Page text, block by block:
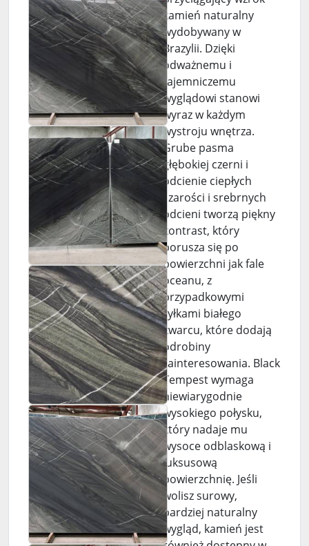
kamień naturalny
wydobywany w
Brazylii. Dzięki
odważnemu i
tajemniczemu
wyglądowi stanowi
wyraz w każdym
wystroju wnętrza.
Grube pasma
głębokiej czerni i
odcienie ciepłych
szarości i srebrnych
odcieni tworzą piękny
kontrast, który
porusza się po
powierzchni jak fale
oceanu, z
przypadkowymi
żyłkami białego
kwarcu, które dodają
odrobiny
zainteresowania. Black
Tempest wymaga
niewiarygodnie
wysokiego połysku,
który nadaje mu
wysoce odblaskową i
luksusową
powierzchnię. Jeśli
wolisz surowy,
bardziej naturalny
wygląd, kamień jest